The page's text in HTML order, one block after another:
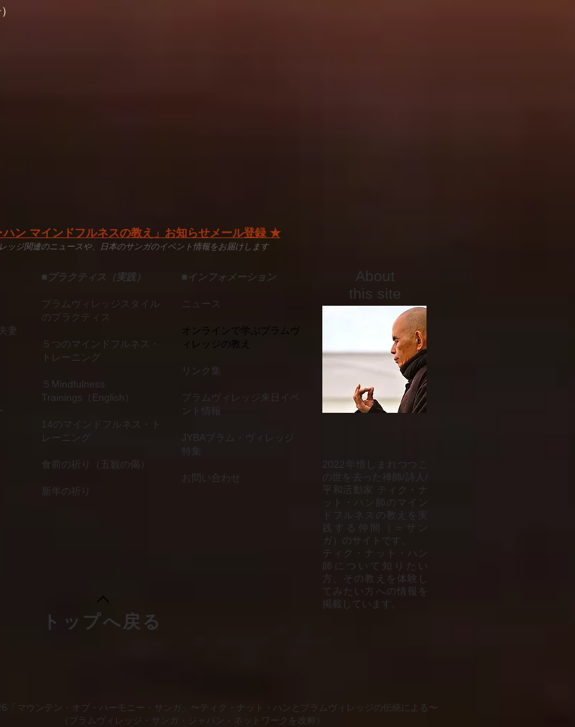
ン マインドフルネスの教え」お知らせメール登録 ★
ッジ関連のニュースや、日本のサンガのイベント情報をお届けします
妻
■ プラクティス（実践）
プラムヴィレッジスタイル
のプラクティス
５つのマインドフルネス・
トレーニング
５Mindfulness
Trainings（English）
14のマインドフルネス・ト
レーニング
食前の祈り（五観の偈）
新年の祈り
■ インフォメーション
ニュース
オンラインで学ぶプラムヴ
ィレッジの教え
リンク集
プラムヴィレッジ来日イベ
ント情報
JYBAプラム・ヴィレッジ
特集
​お問い合わせ
トップへ戻る
​About
this site
2022年惜しまれつつこ
の世を去った禅師/詩人/
平和活動家 ティク・ナ
ット・ハン師のマイン
ドフルネスの教えを実
践する仲間（＝サン
ガ）のサイトです。
ティク・ナット・ハン
師について知りたい
方、その教えを体験し
てみたい方への情報を
掲載しています。
マウンテン・オブ・ハーモニー・サンガ」 〜ティク・ナット・ハンとプラムヴィレッジの伝統による〜
（プラムヴィレッジ・サンガ・ジャパン・ネットワークを改称）